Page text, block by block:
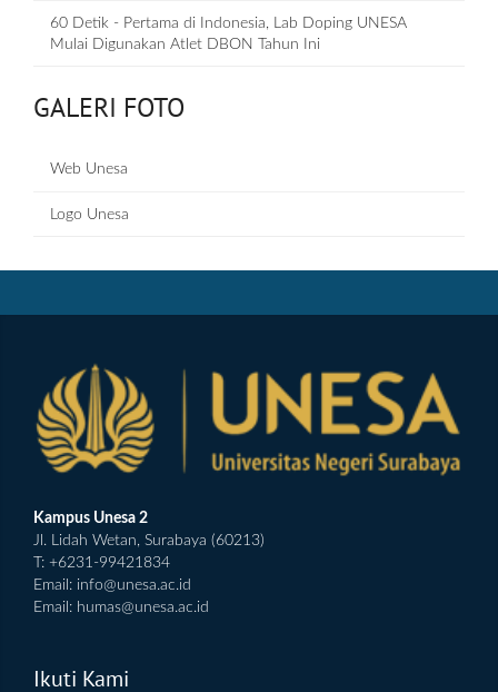
60 Detik - Pertama di Indonesia, Lab Doping UNESA
Mulai Digunakan Atlet DBON Tahun Ini
GALERI FOTO
Web Unesa
Logo Unesa
Kampus Unesa 2
Jl. Lidah Wetan, Surabaya (60213)
T: +6231-99421834
Email: info@unesa.ac.id
Email: humas@unesa.ac.id
Ikuti Kami